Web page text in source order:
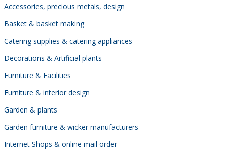
Accessories, precious metals, design
Basket & basket making
Catering supplies & catering appliances
Decorations & Artificial plants
Furniture & Facilities
Furniture & interior design
Garden & plants
Garden furniture & wicker manufacturers
Internet Shops & online mail order